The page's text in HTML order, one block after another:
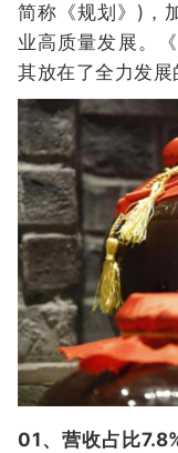
简称《规划》)，
业高质量发展。
其放在了全力发展
01、营收占比